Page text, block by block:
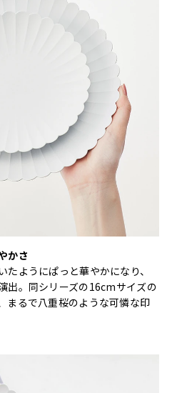
かさ
ようにぱっと華やかになり、
出。同シリーズの16cmサイズの
まるで八重桜のような可憐な印